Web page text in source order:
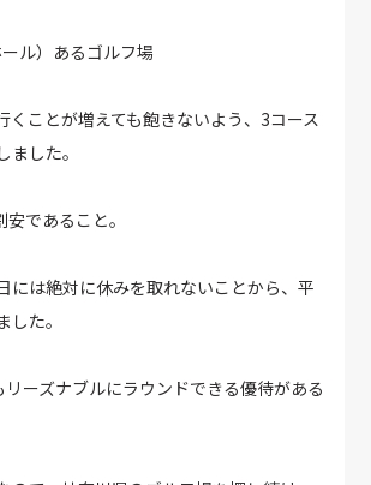
ル）あるゴルフ場
くことが増えても飽きないよう、3コース
ました。
であること。
には絶対に休みを取れないことから、平
した。
リーズナブルにラウンドできる優待がある